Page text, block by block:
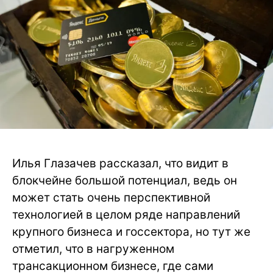
Илья Глазачев рассказал, что видит в
блокчейне большой потенциал, ведь он
может стать очень перспективной
технологией в целом ряде направлений
крупного бизнеса и госсектора, но тут же
отметил, что в нагруженном
трансакционном бизнесе, где сами